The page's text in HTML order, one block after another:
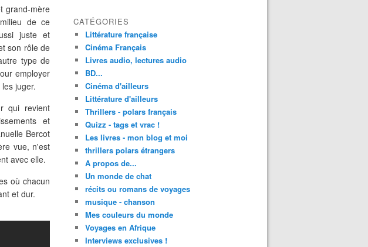
grand-mère
de ce
juste et
son rôle de
type de
employer
juger.
qui revient
et
Bercot
vue, n'est
avec elle.
où chacun
et dur.
CATÉGORIES
Littérature française
Cinéma Français
Livres audio, lectures audio
BD...
Cinéma d'ailleurs
Littérature d'ailleurs
Thrillers - polars français
Quizz - tags et vrac !
Les livres - mon blog et moi
thrillers polars étrangers
A propos de...
Un monde de chat
récits ou romans de voyages
musique - chanson
Mes couleurs du monde
Voyages en Afrique
Interviews exclusives !